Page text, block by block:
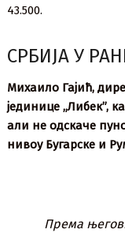
43.500.
СРБИЈА У
Михаило Гајић,
јединице „Либек”,
али не одскаче
нивоу Бугарске и
Према